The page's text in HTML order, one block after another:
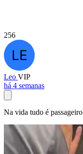
256
Leo VIP
há 4 semanas
Na vida tudo é passageiro